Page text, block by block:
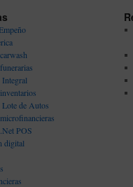
de Autos
POS
digital